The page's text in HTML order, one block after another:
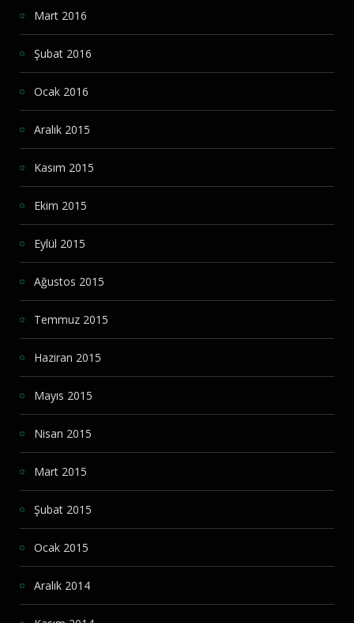
Mart 2016
Şubat 2016
Ocak 2016
Aralık 2015
Kasım 2015
Ekim 2015
Eylül 2015
Ağustos 2015
Temmuz 2015
Haziran 2015
Mayıs 2015
Nisan 2015
Mart 2015
Şubat 2015
Ocak 2015
Aralık 2014